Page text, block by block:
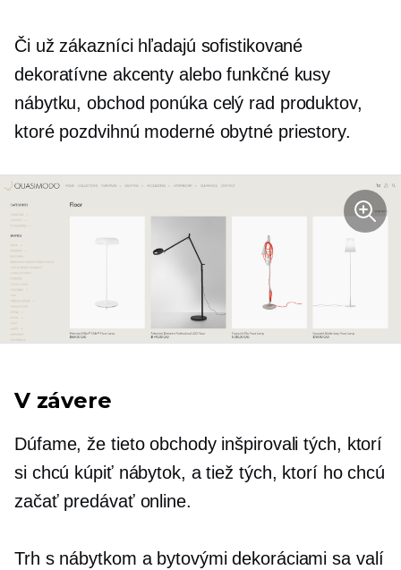
Či už zákazníci hľadajú sofistikované
dekoratívne akcenty alebo funkčné kusy
nábytku, obchod ponúka celý rad produktov,
ktoré pozdvihnú moderné obytné priestory.
V závere
Dúfame, že tieto obchody inšpirovali tých, ktorí
si chcú kúpiť nábytok, a tiež tých, ktorí ho chcú
začať predávať online.
Trh s nábytkom a bytovými dekoráciami sa valí